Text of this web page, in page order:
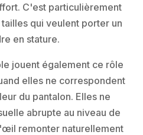
C'est particulièrement
qui veulent porter un
en stature.
jouent également ce rôle
elles ne correspondent
du pantalon. Elles ne
abrupte au niveau de
remonter naturellement